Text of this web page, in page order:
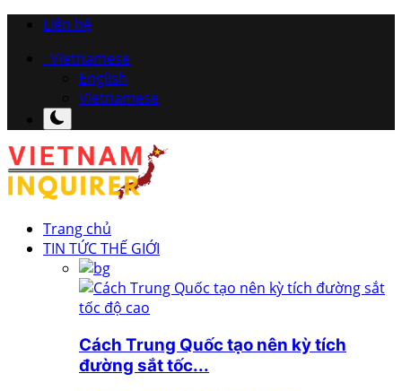
Liên hệ
Vietnamese
English
Vietnamese
Trang chủ
TIN TỨC THẾ GIỚI
Cách Trung Quốc tạo nên kỳ tích
đường sắt tốc...